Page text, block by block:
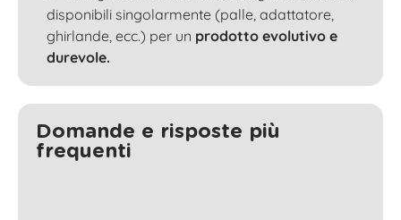
disponibili singolarmente (palle, adattatore,
ghirlande, ecc.) per un prodotto evolutivo e
durevole.
Domande e risposte più
frequenti